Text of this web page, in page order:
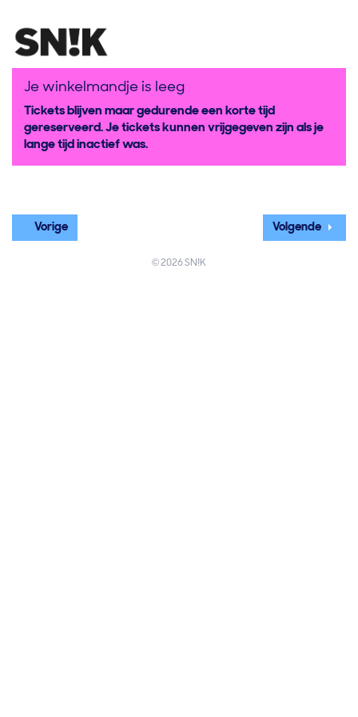
Je winkelmandje is leeg
Tickets blijven maar gedurende een korte tijd
gereserveerd. Je tickets kunnen vrijgegeven zijn als je
lange tijd inactief was.
Vorige Volgende
© 2026 SN!K